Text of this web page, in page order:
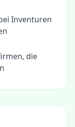
Inventuren
die